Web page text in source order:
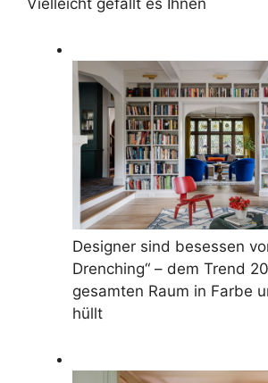
Vielleicht gefällt es Ihnen
Designer sind besessen
Drenching“ – dem Trend
gesamten Raum in Farbe
hüllt